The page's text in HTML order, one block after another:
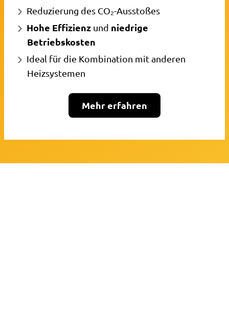
Reduzierung des CO₂-Ausstoßes
Hohe Effizienz und niedrige
Betriebskosten
Ideal für die Kombination mit anderen
Heizsystemen
Mehr erfahren